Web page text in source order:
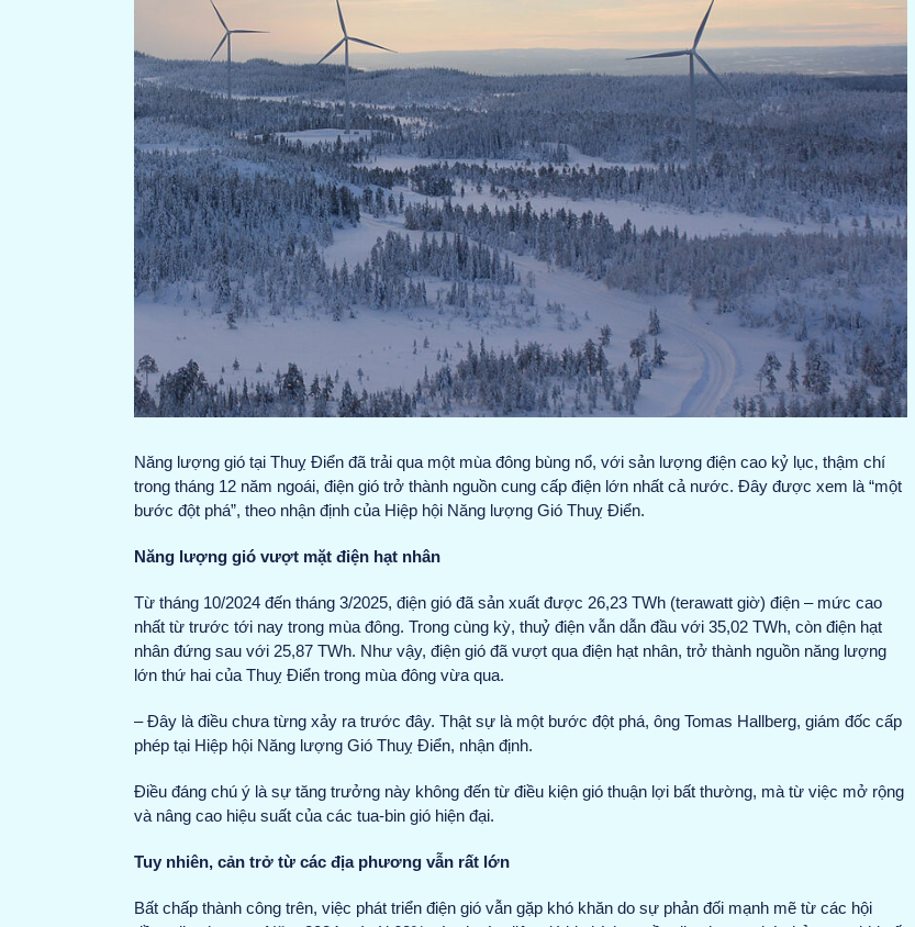
Năng lượng gió tại Thuỵ Điển đã trải qua một mùa đông bùng nổ, với sản lượng điện cao kỷ lục, thậm chí
trong tháng 12 năm ngoái, điện gió trở thành nguồn cung cấp điện lớn nhất cả nước. Đây được xem là “một
bước đột phá”, theo nhận định của Hiệp hội Năng lượng Gió Thuỵ Điển.
Năng lượng gió vượt mặt điện hạt nhân
Từ tháng 10/2024 đến tháng 3/2025, điện gió đã sản xuất được 26,23 TWh (terawatt giờ) điện – mức cao
nhất từ trước tới nay trong mùa đông. Trong cùng kỳ, thuỷ điện vẫn dẫn đầu với 35,02 TWh, còn điện hạt
nhân đứng sau với 25,87 TWh. Như vậy, điện gió đã vượt qua điện hạt nhân, trở thành nguồn năng lượng
lớn thứ hai của Thuỵ Điển trong mùa đông vừa qua.
– Đây là điều chưa từng xảy ra trước đây. Thật sự là một bước đột phá, ông Tomas Hallberg, giám đốc cấp
phép tại Hiệp hội Năng lượng Gió Thuỵ Điển, nhận định.
Điều đáng chú ý là sự tăng trưởng này không đến từ điều kiện gió thuận lợi bất thường, mà từ việc mở rộng
và nâng cao hiệu suất của các tua-bin gió hiện đại.
Tuy nhiên, cản trở từ các địa phương vẫn rất lớn
Bất chấp thành công trên, việc phát triển điện gió vẫn gặp khó khăn do sự phản đối mạnh mẽ từ các hội